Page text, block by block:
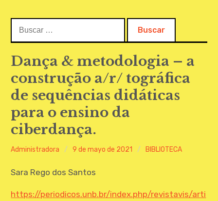
O PROJETO
A BIBLIOTECA
LINKS
APOIO À PESQUISA
MAPEAMENTO
REVISTA IEPA
CONTATO
Dança & metodologia – a
construção a/r/ tográfica
de sequências didáticas
para o ensino da
ciberdança.
Administradora 9 de mayo de 2021 BIBLIOTECA
Sara Rego dos Santos
https://periodicos.unb.br/index.php/revistavis/arti